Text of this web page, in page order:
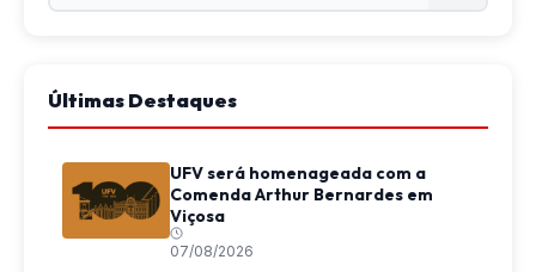
Últimas Destaques
UFV será homenageada com a
Comenda Arthur Bernardes em
Viçosa
07/08/2026